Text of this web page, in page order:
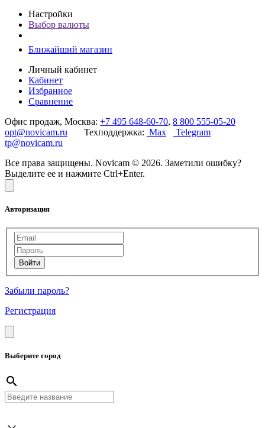
Настройки
Выбор валюты
Ближайший магазин
Личный кабинет
Кабинет
Избранное
Сравнение
Офис продаж, Москва: +7 495 648-60-70, 8 800 555-05-20
opt@novicam.ru Техподдержка: Max
Telegram
tp@novicam.ru
Все права защищены. Novicam © 2026. Заметили ошибку?
Выделите ее и нажмите Ctrl+Enter.
Авторизация
Забыли пароль?
Регистрация
Выберите город